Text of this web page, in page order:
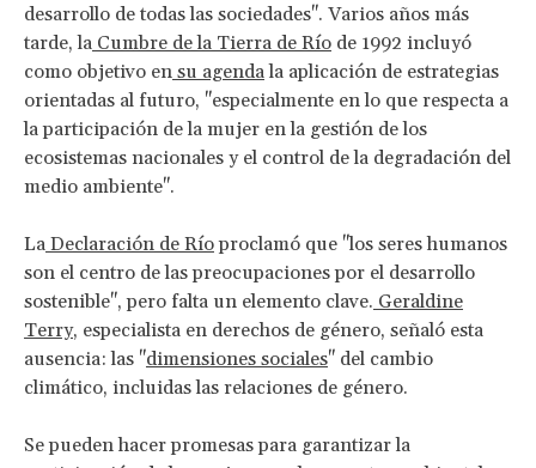
desarrollo de todas las sociedades". Varios años más
tarde, la Cumbre de la Tierra de Río de 1992 incluyó
como objetivo en su agendala aplicación de estrategias
orientadas al futuro, "especialmente en lo que respecta a
la participación de la mujer en la gestión de los
ecosistemas nacionales y el control de la degradación del
medio ambiente".
La Declaración de Ríoproclamó que "los seres humanos
son el centro de las preocupaciones por el desarrollo
sostenible", pero falta un elemento clave. Geraldine
Terry, especialista en derechos de género, señaló esta
ausencia: las "dimensiones sociales" del cambio
climático, incluidas las relaciones de género.
Se pueden hacer promesas para garantizar la